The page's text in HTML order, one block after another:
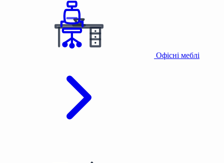
Офісні меблі